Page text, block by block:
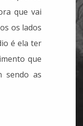
que vai
os lados
é ela ter
que
sendo as